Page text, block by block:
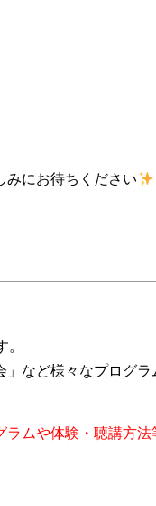
みにお待ちください
など様々なプログラ
ムや体験・聴講方法